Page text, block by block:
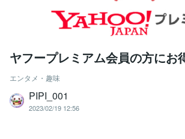
ヤフープレミアム会員の方にお
エンタメ・趣味
PIPI_001
2023/02/19 12:56